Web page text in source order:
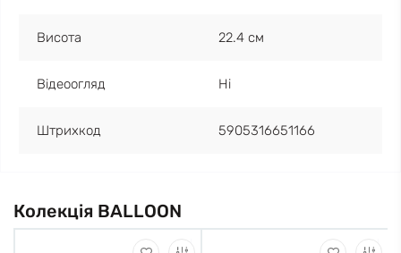
Висота 22.4 см
Відеоогляд Ні
Штрихкод 5905316651166
Колекція BALLOON